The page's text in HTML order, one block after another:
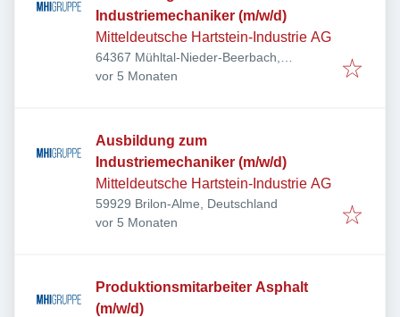
Industriemechaniker (m/w/d)
Mitteldeutsche Hartstein-Industrie AG
64367 Mühltal-Nieder-Beerbach,
Deutschland
Veröffentlicht:
vor 5 Monaten
Ausbildung zum
Industriemechaniker (m/w/d)
Mitteldeutsche Hartstein-Industrie AG
59929 Brilon-Alme, Deutschland
Veröffentlicht:
vor 5 Monaten
Produktionsmitarbeiter Asphalt
(m/w/d)